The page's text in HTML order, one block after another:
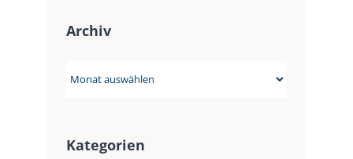
Archiv
Archiv
Kategorien